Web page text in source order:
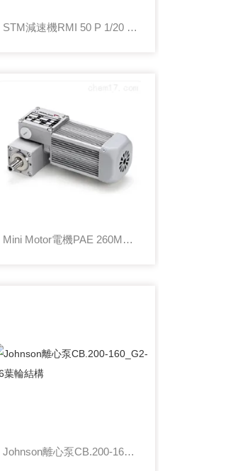
STM減速機RMI 50 P 1/20 G 71B5抗沖擊特性
Mini Motor電機PAE 260M2T污水處理行業應用
Johnson離心泵CB.200-160_G2-A6葉輪結構